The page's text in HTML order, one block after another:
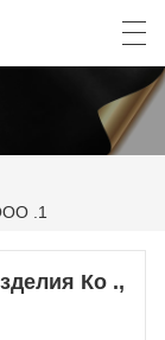
.1
Ко .,